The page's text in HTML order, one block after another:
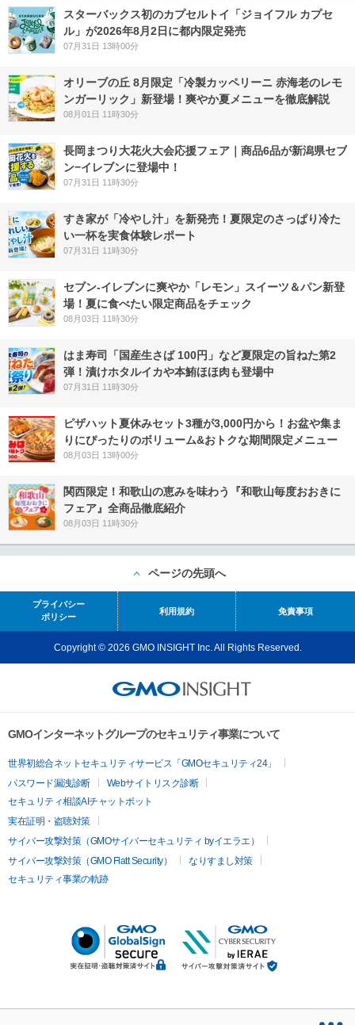
スターバックス初のカプセルトイ「ジョイフル カプセ
ル」が2026年8月2日に都内限定発売
07月31日 13時00分
オリーブの丘 8月限定「冷製カッペリーニ 赤海老のレモ
ンガーリック」新登場！爽やか夏メニューを徹底解説
08月01日 11時30分
長岡まつり大花火大会応援フェア｜商品6品が新潟県セブ
ン−イレブンに登場中！
07月31日 11時30分
すき家が「冷やし汁」を新発売！夏限定のさっぱり冷た
い一杯を実食体験レポート
07月31日 11時30分
セブン‐イレブンに爽やか「レモン」スイーツ＆パン新登
場！夏に食べたい限定商品をチェック
08月03日 11時30分
はま寿司「国産生さば 100円」など夏限定の旨ねた第2
弾！漬けホタルイカや本鮪ほほ肉も登場中
07月31日 11時30分
ピザハット夏休みセット3種が3,000円から！お盆や集ま
りにぴったりのボリューム&おトクな期間限定メニュー
08月03日 13時00分
関西限定！和歌山の恵みを味わう『和歌山毎度おおきに
フェア』全商品徹底紹介
08月03日 11時30分
ページの先頭へ
プライバシー
ポリシー
利用規約 免責事項
Copyright © 2026 GMO INSIGHT Inc. All Rights Reserved.
GMOインターネットグループのセキュリティ事業について
世界初総合ネットセキュリティサービス「GMOセキュリティ24」
パスワード漏洩診断
Webサイトリスク診断
セキュリティ相談AIチャットボット
実在証明・盗聴対策
サイバー攻撃対策（GMOサイバーセキュリティ byイエラエ）
サイバー攻撃対策（GMO Flatt Security）
なりすまし対策
セキュリティ事業の軌跡